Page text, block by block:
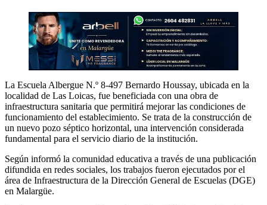
La Escuela Albergue N.º 8-497 Bernardo Houssay, ubicada en la
localidad de Las Loicas, fue beneficiada con una obra de
infraestructura sanitaria que permitirá mejorar las condiciones de
funcionamiento del establecimiento. Se trata de la construcción de
un nuevo pozo séptico horizontal, una intervención considerada
fundamental para el servicio diario de la institución.
Según informó la comunidad educativa a través de una publicación
difundida en redes sociales, los trabajos fueron ejecutados por el
área de Infraestructura de la Dirección General de Escuelas (DGE)
en Malargüe.